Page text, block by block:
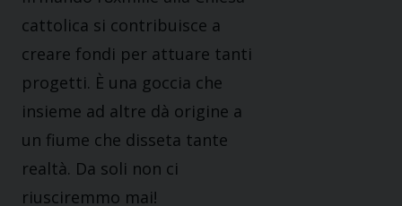
cattolica si contribuisce a
creare fondi per attuare tanti
progetti. È una goccia che
insieme ad altre dà origine a
un fiume che disseta tante
realtà. Da soli non ci
riusciremmo mai!